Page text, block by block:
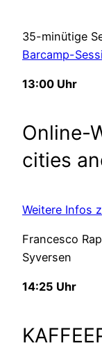
35-minütige
Barcamp-
13:00 Uhr
Online-
cities
Weitere Infos
Francesco
Syversen
14:25 Uhr